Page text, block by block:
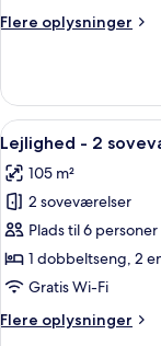
(2
3
children)
Flere oplysninger
Flere
-
soveværelser
adults
+
children)
Indlæs
alle
billeder
af
Lejlighed
-
2
(2
11
Lejlighed - 2
105 m²
2 soveværelser
Plads til 6 personer
1 dobbeltseng, 2
Gratis Wi-Fi
Flere oplysninger
Flere